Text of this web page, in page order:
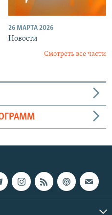
26 МАРТА 2026
Новости
Смотреть все части